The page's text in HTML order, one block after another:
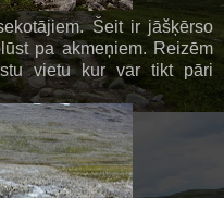
Šeit ir jāšķērso
pa akmeņiem. Reizēm
vietu kur var tikt pāri